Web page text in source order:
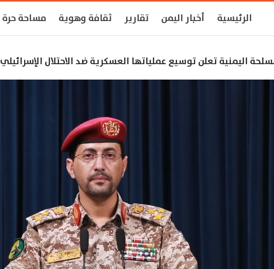
الرئيسية أخبار اليمن تقارير ثقافة وهوية مساحة حرة
اليمنية تعلن توسيع عملياتها العسكرية ضد الاحتلال